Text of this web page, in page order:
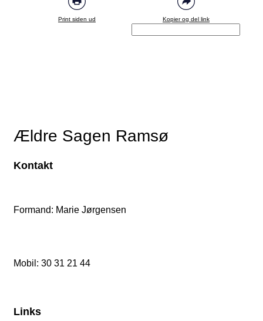
Print siden ud Kopier og del link
Ældre Sagen Ramsø
Kontakt
Formand: Marie Jørgensen
Mobil: 30 31 21 44
Links